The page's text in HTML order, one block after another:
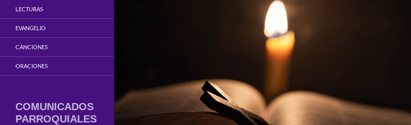
LECTURAS
EVANGELIO
CANCIONES
ORACIONES
COMUNICADOS
PARROQUIALES